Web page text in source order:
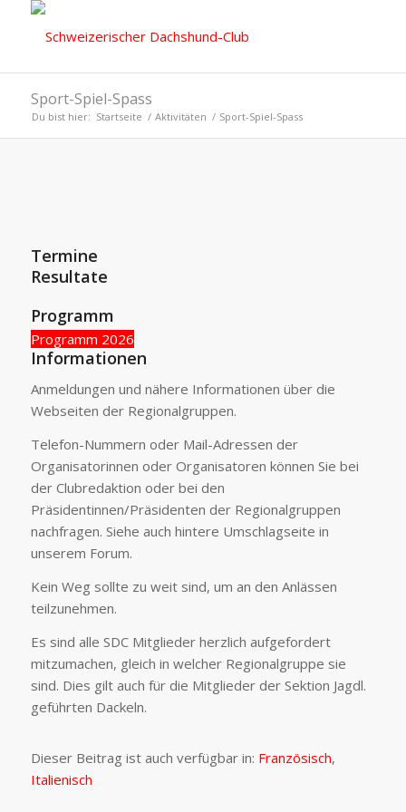
Sport-Spiel-Spass
Du bist hier: Startseite / Aktivitäten / Sport-Spiel-Spass
Termine
Resultate
Programm
Programm 2026
Informationen
Anmeldungen und nähere Informationen über die
Webseiten der Regionalgruppen.
Telefon-Nummern oder Mail-Adressen der
Organisatorinnen oder Organisatoren können Sie bei
der Clubredaktion oder bei den
Präsidentinnen/Präsidenten der Regionalgruppen
nachfragen. Siehe auch hintere Umschlagseite in
unserem Forum.
Kein Weg sollte zu weit sind, um an den Anlässen
teilzunehmen.
Es sind alle SDC Mitglieder herzlich aufgefordert
mitzumachen, gleich in welcher Regionalgruppe sie
sind. Dies gilt auch für die Mitglieder der Sektion Jagdl.
geführten Dackeln.
Dieser Beitrag ist auch verfügbar in: Französisch
Italienisch